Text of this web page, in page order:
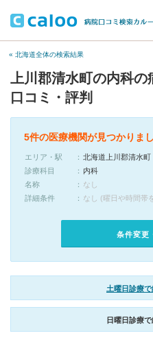
« 北海道全体の検索結果
上川郡清水町の内科の
口コミ・評判
5件の医療機関が見つかりま
エリア・駅
北海道上川郡清水町
診療科目
内科
名称
なし
詳細条件
なし (曜日や時間帯
条件変更
土曜日診療
日曜日診療